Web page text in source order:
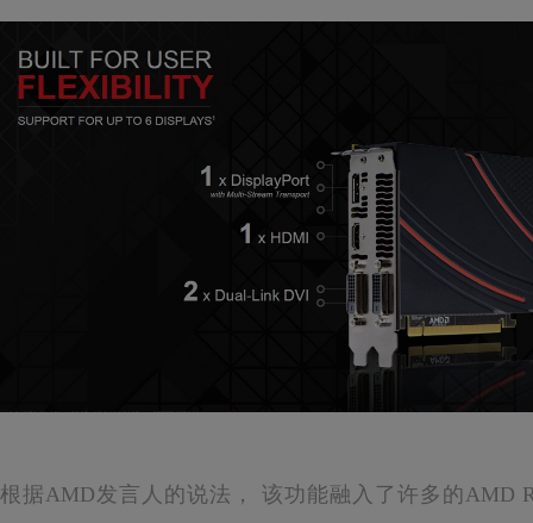
根据AMD发言人的说法， 该功能融入了许多的AMD